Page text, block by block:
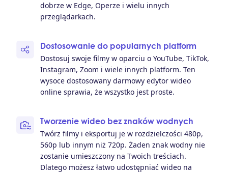
dobrze w Edge, Operze i wielu innych
przeglądarkach.
Dostosowanie do popularnych platform
Dostosuj swoje filmy w oparciu o YouTube, TikTok,
Instagram, Zoom i wiele innych platform. Ten
wysoce dostosowany darmowy edytor wideo
online sprawia, że ​​wszystko jest proste.
Tworzenie wideo bez znaków wodnych
Twórz filmy i eksportuj je w rozdzielczości 480p,
560p lub innym niż 720p. Żaden znak wodny nie
zostanie umieszczony na Twoich treściach.
Dlatego możesz łatwo udostępniać wideo na